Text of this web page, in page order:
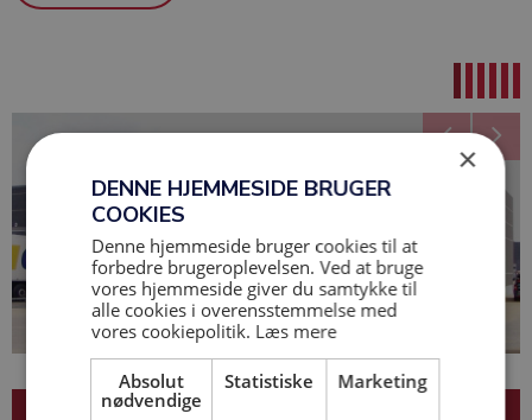
×
DENNE HJEMMESIDE BRUGER
COOKIES
Denne hjemmeside bruger cookies til at
forbedre brugeroplevelsen. Ved at bruge
vores hjemmeside giver du samtykke til
alle cookies i overensstemmelse med
vores cookiepolitik. Læs mere
Absolut
nødvendige
Statistiske Marketing